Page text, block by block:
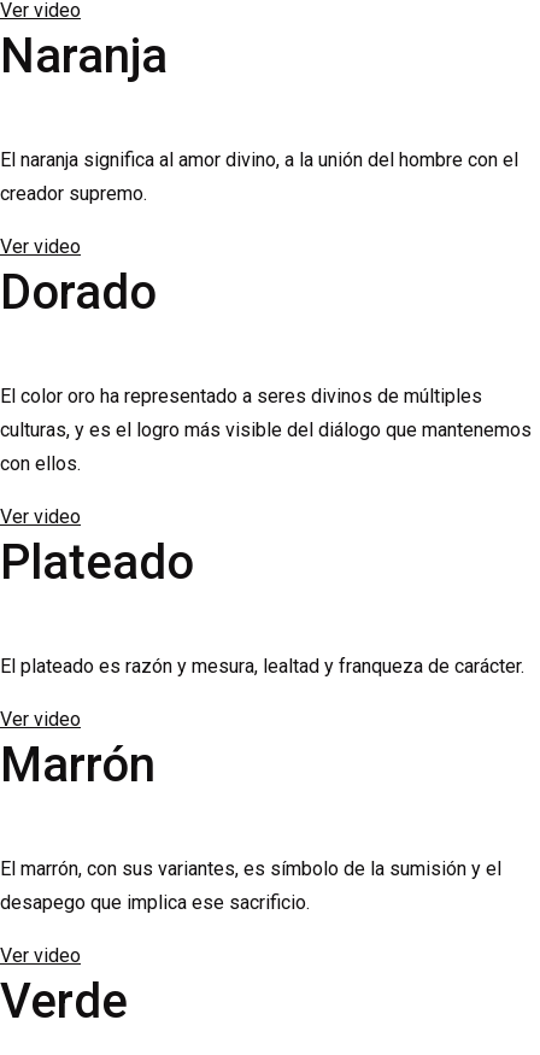
Ver video
Naranja
El naranja significa al amor divino, a la unión del hombre con el
creador supremo.
Ver video
Dorado
El color oro ha representado a seres divinos de múltiples
culturas, y es el logro más visible del diálogo que mantenemos
con ellos.
Ver video
Plateado
El plateado es razón y mesura, lealtad y franqueza de carácter.
Ver video
Marrón
El marrón, con sus variantes, es símbolo de la sumisión y el
desapego que implica ese sacrificio.
Ver video
Verde